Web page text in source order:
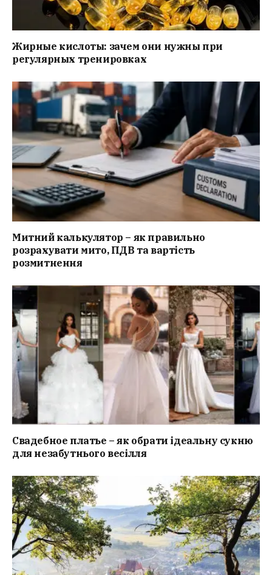
Жирные кислоты: зачем они нужны при
регулярных тренировках
Митний калькулятор – як правильно
розрахувати мито, ПДВ та вартість
розмитнення
Свадебное платье – як обрати ідеальну сукню
для незабутнього весілля